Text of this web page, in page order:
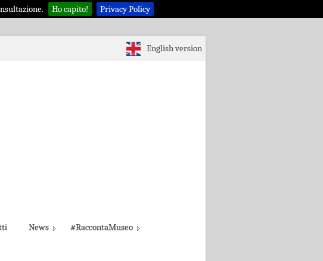
Ho capito! Privacy Policy
English version
News #RaccontaMuseo